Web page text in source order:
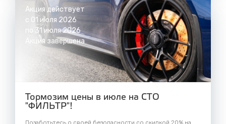
Акция действует
с 01 июля 2026
по 31 июля 2026
Акция завершена
Тормозим цены в июле на СТО
"ФИЛЬТР"!
Позаботьтесь о своей безопасности со скидкой 20% на